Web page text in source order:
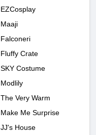
EZCosplay
Maaji
Falconeri
Fluffy Crate
SKY Costume
Modlily
The Very Warm
Make Me Surprise
JJ's House